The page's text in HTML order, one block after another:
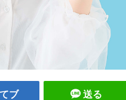
ブ 送る